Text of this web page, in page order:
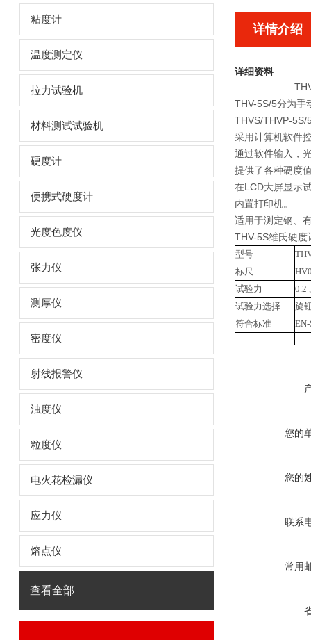
粘度计
温度测定仪
拉力试验机
材料测试试验机
硬度计
便携式硬度计
光度色度仪
张力仪
测厚仪
密度仪
射线报警仪
浊度仪
粒度仪
电火花检漏仪
应力仪
熔点仪
查看全部
详情介绍
详细资料
THV-5S/5分为手
THVS/THVP-5S/
采用计算机软件
通过软件输入，
提供了各种硬度
在LCD大屏显示
内置打印机。
适用于测定钢、
THV-5S维氏硬度
型号
标尺
试验力
0.2
试验力选择
旋
符合标准
您的
您的
联系
常用